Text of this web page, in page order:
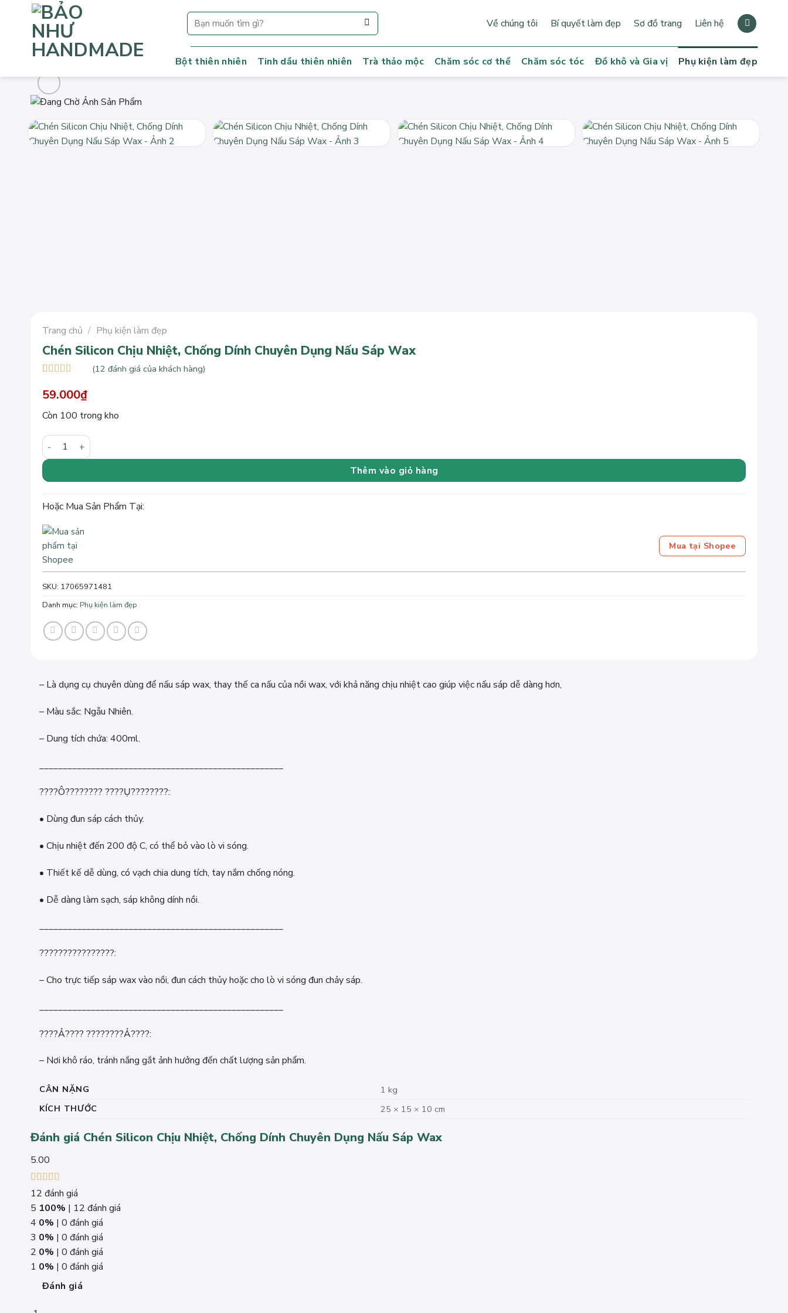
Tìm
kiếm:
Về chúng tôi Bí quyết làm đẹp Sơ đồ trang Liên hệ
Bột thiên nhiên Tinh dầu thiên nhiên Trà thảo mộc Chăm sóc cơ thể Chăm sóc tóc Đồ khô và Gia vị Phụ kiện làm đẹp
Trang chủ / Phụ kiện làm đẹp
Chén Silicon Chịu Nhiệt, Chống Dính Chuyên Dụng Nấu Sáp Wax
trên đánh
giá
(12 đánh giá của khách hàng)
59.000₫
Còn 100 trong kho
Chén Silicon Chịu Nhiệt, Chống Dính Chuyên Dụng Nấu Sáp Wax số lượng
Thêm vào giỏ hàng
Hoặc Mua Sản Phẩm Tại:
Mua tại Shopee
SKU: 17065971481
Danh mục: Phụ kiện làm đẹp
– Là dụng cụ chuyên dùng để nấu sáp wax, thay thế ca nấu của nồi wax, với khả năng chịu nhiệt cao giúp việc nấu sáp dễ dàng hơn,
– Màu sắc: Ngẫu Nhiên.
– Dung tích chứa: 400ml.
____________________________________________________
????Ô???????? ????Ụ????????:
• Dùng đun sáp cách thủy.
• Chịu nhiệt đến 200 độ C, có thể bỏ vào lò vi sóng.
• Thiết kế dễ dùng, có vạch chia dung tích, tay nắm chống nóng.
• Dễ dàng làm sạch, sáp không dính nồi.
____________________________________________________
????????????????:
– Cho trực tiếp sáp wax vào nồi, đun cách thủy hoặc cho lò vi sóng đun chảy sáp.
____________________________________________________
????Ả???? ????????Ả????:
– Nơi khô ráo, tránh nắng gắt ảnh hưởng đến chất lượng sản phẩm.
CÂN NẶNG
1 kg
KÍCH THƯỚC
25 × 15 × 10 cm
Đánh giá Chén Silicon Chịu Nhiệt, Chống Dính Chuyên Dụng Nấu Sáp Wax
5.00
Được xếp
5.005
sao
12 đánh giá
5 100% | 12 đánh giá
4 0% | 0 đánh giá
3 0% | 0 đánh giá
2 0% | 0 đánh giá
1 0% | 0 đánh giá
Đánh giá